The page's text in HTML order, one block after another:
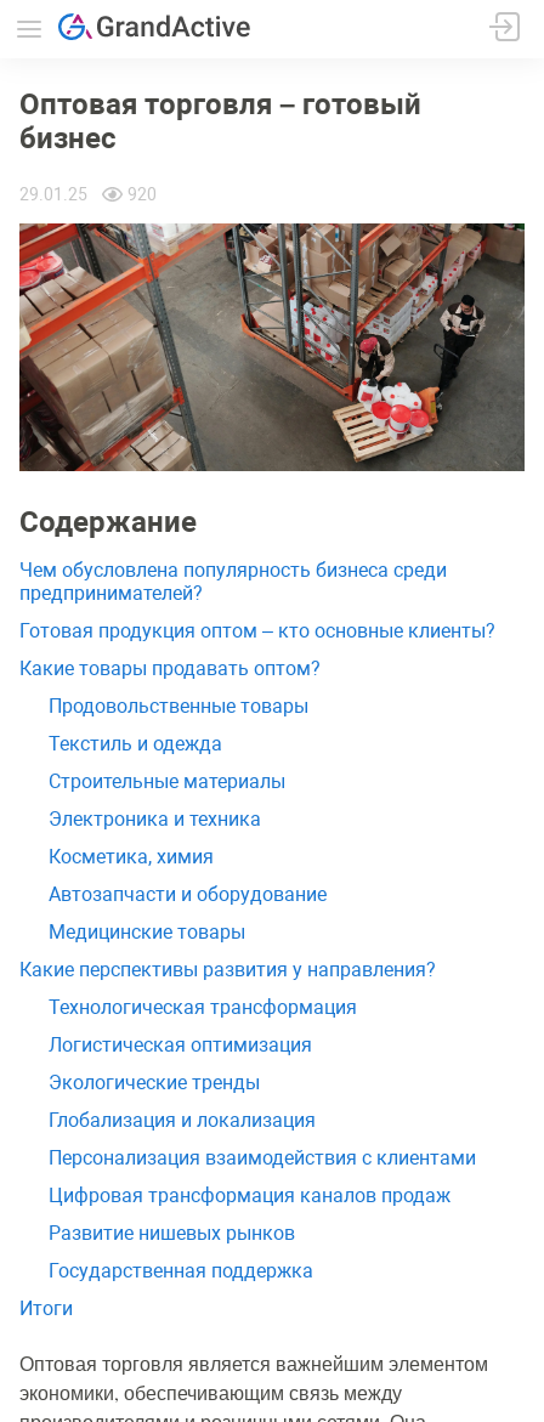
Оптовая торговля – готовый
бизнес
29.01.25 920
Оптовая торговля является важнейшим элементом
экономики, обеспечивающим связь между
Содержание
Чем обусловлена популярность бизнеса среди
предпринимателей?
Готовая продукция оптом – кто основные клиенты?
Какие товары продавать оптом?
Продовольственные товары
Текстиль и одежда
Строительные материалы
Электроника и техника
Косметика, химия
Автозапчасти и оборудование
Медицинские товары
Какие перспективы развития у направления?
Технологическая трансформация
Логистическая оптимизация
Экологические тренды
Глобализация и локализация
Персонализация взаимодействия с клиентами
Цифровая трансформация каналов продаж
Развитие нишевых рынков
Государственная поддержка
Итоги